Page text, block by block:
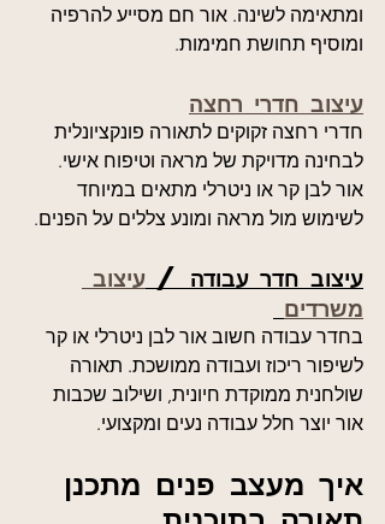
ומתאימה לשינה. אור חם מסייע להרפיה
ומוסיף תחושת חמימות.
עיצוב חדרי רחצה
חדרי רחצה זקוקים לתאורה פונקציונלית
לבחינה מדויקת של מראה וטיפוח אישי.
אור לבן קר או ניטרלי מתאים במיוחד
לשימוש מול מראה ומונע צללים על הפנים.
עיצוב חדר עבודה / עיצוב
משרדים
בחדר עבודה חשוב אור לבן ניטרלי או קר
לשיפור ריכוז ועבודה ממושכת. תאורה
שולחנית ממוקדת חיונית, ושילוב שכבות
אור יוצר חלל עבודה נעים ומקצועי.
איך מעצב פנים מתכנן